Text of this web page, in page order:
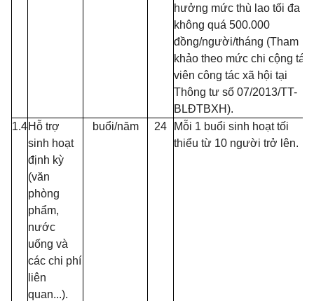
hưởng mức thù lao tối đa
không quá 500.000
đồng/người/tháng (Tham
khảo theo mức chi cộng tác
viên công tác xã hội tại
Thông tư số 07/2013/TT-
BLĐTBXH).
1.4Hỗ trợ
sinh hoạt
định kỳ
(văn
phòng
phẩm,
nước
uống và
các chi phí
liên
quan...).
buổi/năm 24
Mỗi 1 buổi sinh hoạt tối
thiểu từ 10 người trở lên.